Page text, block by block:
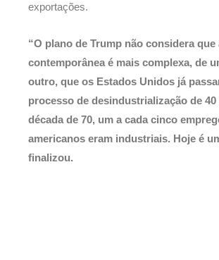
exportações.
“O plano de Trump não considera que
contemporânea é mais complexa, de
outro, que os Estados Unidos já
processo de desindustrialização de 40
década de 70, um a cada cinco
americanos eram industriais. Hoje é
finalizou.